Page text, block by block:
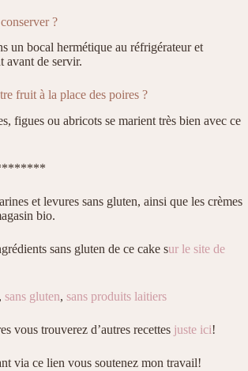
?
un bocal hermétique au réfrigérateur et
avant de servir.
fruit à la place des poires ?
figues ou abricots se marient très bien avec ce
et levures sans gluten, ainsi que les crèmes
bio.
sans gluten de ce cake sur le site de
, sans gluten, sans produits laitiers
vous trouverez d’autres recettes juste ici!
via ce lien vous soutenez mon travail!